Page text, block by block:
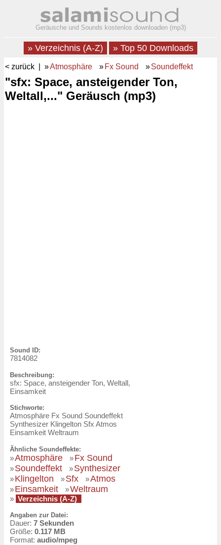
Geräusche und Sounds kostenlos downloaden (mp3)
» Verzeichnis (A-Z) » Top 50 Downloads
< zurück | »Atmosphäre » Fx Sound »Soundeffekt
"sfx: Space, ansteigender Ton,
Weltall,..." Geräusch (mp3)
Sound ID:
7814082
Beschreibung:
sfx: Space, ansteigender Ton, Weltall,
Einsamkeit
Stichworte:
Atmosphäre Fx Sound Soundeffekt
Synthesizer Klingelton Sfx Atmos
Einsamkeit Weltraum
Ähnliche Soundeffekte:
»Atmosphäre »Fx Sound
»Soundeffekt »Synthesizer
»Klingelton »Sfx »Atmos
»Einsamkeit »Weltraum
» Verzeichnis (A-Z)
Angaben zur Datei:
Dauer: 7 Sekunden
Größe: 0.117 MB
Format: audio/mpeg